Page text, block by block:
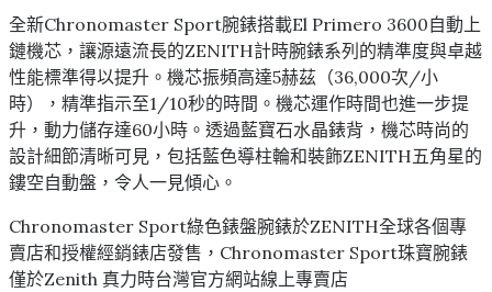
全新Chronomaster Sport腕錶搭載El Primero 3600自動上
鏈機芯，讓源遠流長的ZENITH計時腕錶系列的精準度與卓越
性能標準得以提升。機芯振頻高達5赫茲（36,000次/小
時），精準指示至1/10秒的時間。機芯運作時間也進一步提
升，動力儲存達60小時。透過藍寶石水晶錶背，機芯時尚的
設計細節清晰可見，包括藍色導柱輪和裝飾ZENITH五角星的
鏤空自動盤，令人一見傾心。
Chronomaster Sport綠色錶盤腕錶於ZENITH全球各個專
賣店和授權經銷錶店發售，Chronomaster Sport珠寶腕錶
僅於Zenith 真力時台灣官方網站線上專賣店